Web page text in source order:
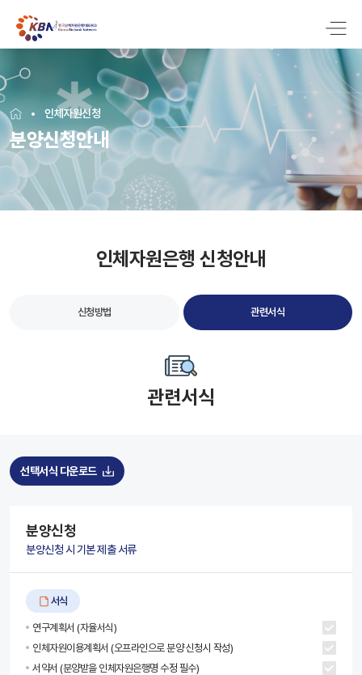
인체자원신청
분양신청안내
인체자원은행 신청안내
신청방법 관련서식
관련서식
선택서식 다운로드
분양신청
분양신청 시 기본 제출 서류
서식
연구계획서 (자율서식)
인체자원이용계획서 (오프라인으로 분양 신청시 작성)
서약서 (분양받을 인체자원은행명 수정 필수)